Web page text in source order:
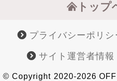
トップ
プライバシーポリシ
サイト運営者情報
© Copyright 2020-2026